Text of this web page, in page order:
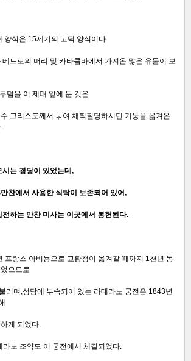
양식은 15세기의 고딕 양식이다.
드로의 머리 및 카타콤바에서 가져온 많은 유물이 보
덤을 이 제대 앞에 둔 것은
그리스도께서 묶여 채찍질당하시던 기둥을 옮겨온
는 경당이 있었는데,
찬에서 사용한 식탁이 보존되어 있어,
하는 만찬 미사는 이곳에서 봉헌된다.
프랑스 아비뇽으로 교황청이 옮겨갈 때까지 1천년 동
으므로
리며,성당에 부속되어 있는 라테라노 궁전은 1843년
게 되었다.
노 조약도 이 궁전에서 체결되었다.